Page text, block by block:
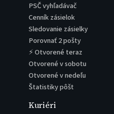
PSČ vyhľadávač
Cenník zásielok
Sledovanie zásielky
Porovnať 2 pošty
⚡ Otvorené teraz
Otvorené v sobotu
Otvorené v nedeľu
Štatistiky pôšt
Kuriéri